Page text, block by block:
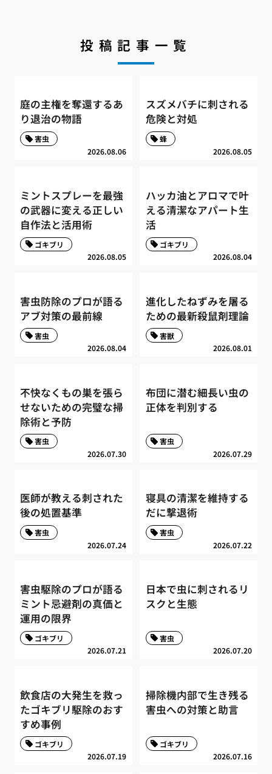
投稿記事一覧
庭の主権を奪還するあ
り退治の物語
2026.08.06
害虫
スズメバチに刺される
危険と対処
2026.08.05
蜂
ミントスプレーを最強
の武器に変える正しい
自作法と活用術
2026.08.05
ゴキブリ
ハッカ油とアロマで叶
える清潔なアパート生
活
2026.08.04
ゴキブリ
害虫防除のプロが語る
アブ対策の最前線
2026.08.04
害虫
進化したねずみを屠る
ための最新殺鼠剤理論
2026.08.01
害獣
不快なくもの巣を張ら
せないための完璧な掃
除術と予防
2026.07.30
害虫
布団に潜む細長い虫の
正体を判別する
2026.07.29
害虫
医師が教える刺された
後の処置基準
2026.07.24
害虫
寝具の清潔を維持する
だに撃退術
2026.07.22
害虫
害虫駆除のプロが語る
ミント忌避剤の真価と
運用の限界
2026.07.21
ゴキブリ
日本で虫に刺されるリ
スクと生態
2026.07.20
害虫
飲食店の大発生を救っ
たゴキブリ駆除のおす
すめ事例
2026.07.19
ゴキブリ
掃除機内部で生き残る
害虫への対策と助言
2026.07.16
ゴキブリ